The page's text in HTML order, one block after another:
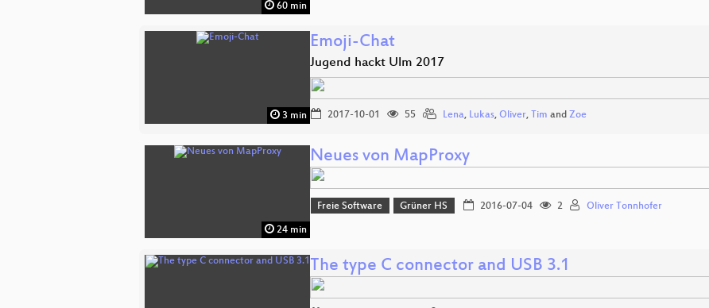
60 min
3 min
Emoji-Chat
Jugend hackt Ulm 2017
2017-10-01 55 Lena, Lukas, Oliver, Tim and Zoe
24 min
Neues von MapProxy
Freie Software Grüner HS 2016-07-04 2 Oliver Tonnhofer
The type C connector and USB 3.1